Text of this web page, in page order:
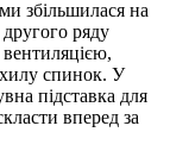
збільшилася на
ряду
вентиляцією,
спинок. У
підставка для
вперед за